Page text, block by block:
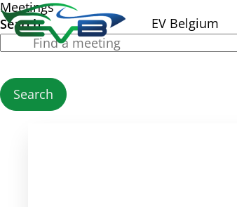
EV Belgium
Meetings
Search
Search